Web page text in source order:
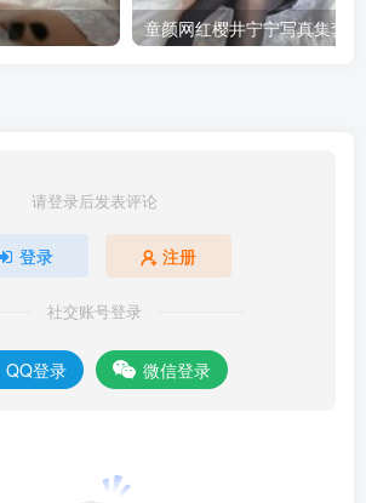
童颜网红樱井宁宁写真集套图
请登录后发表评论
登录 注册
社交账号登录
QQ登录 微信登录